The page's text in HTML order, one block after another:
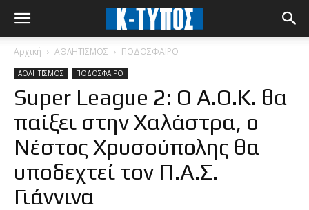
Αρχική ΑΘΛΗΤΙΣΜΟΣ ΠΟΔΟΣΦΑΙΡΟ
ΑΘΛΗΤΙΣΜΟΣ ΠΟΔΟΣΦΑΙΡΟ
Super League 2: Ο Α.Ο.Κ. θα
παίξει στην Χαλάστρα, ο
Νέστος Χρυσούπολης θα
υποδεχτεί τον Π.Α.Σ.
Γιάννινα